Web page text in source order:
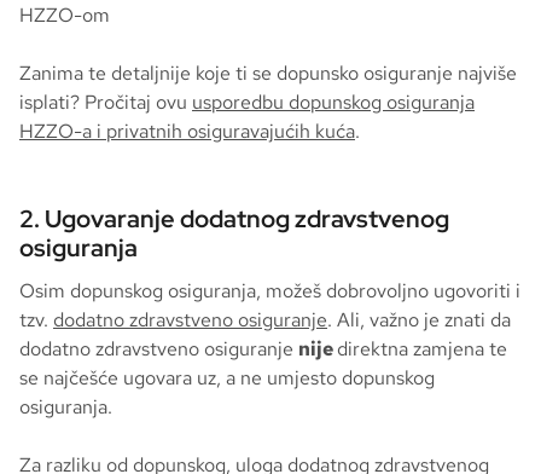
HZZO-om
Zanima te detaljnije koje ti se dopunsko osiguranje najviše
isplati? Pročitaj ovu usporedbu dopunskog osiguranja
HZZO-a i privatnih osiguravajućih kuća.
2. Ugovaranje dodatnog zdravstvenog
osiguranja
Osim dopunskog osiguranja, možeš dobrovoljno ugovoriti i
tzv. dodatno zdravstveno osiguranje. Ali, važno je znati da
dodatno zdravstveno osiguranje nijedirektna zamjena te
se najčešće ugovara uz, a ne umjesto dopunskog
osiguranja.
Za razliku od dopunskog, uloga dodatnog zdravstvenog